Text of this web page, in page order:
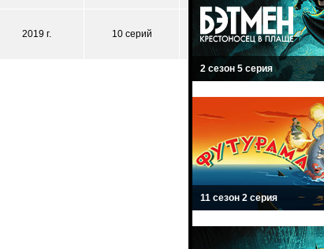
2019 г. 10 серий
2 сезон 5 серия
11 сезон 2 серия